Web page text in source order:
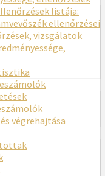
listája:
ellenőrzései
vizsgálatok
végrehajtása